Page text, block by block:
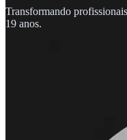
Transformando
19 anos.